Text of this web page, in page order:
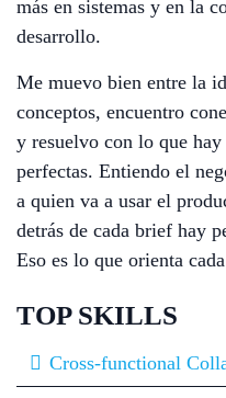
más en sistemas y en la
desarrollo.
Me muevo bien entre la
conceptos, encuentro
y resuelvo con lo que
perfectas. Entiendo el
a quien va a usar el
detrás de cada brief hay
Eso es lo que orienta
TOP SKILLS
Cross-functional